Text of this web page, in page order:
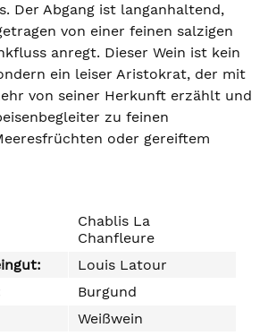
Der Abgang ist langanhaltend,
von einer feinen salzigen
anregt. Dieser Wein ist kein
ein leiser Aristokrat, der mit
von seiner Herkunft erzählt und
zu feinen
oder gereiftem
Chablis La
Chanfleure
Louis Latour
Burgund
Weißwein